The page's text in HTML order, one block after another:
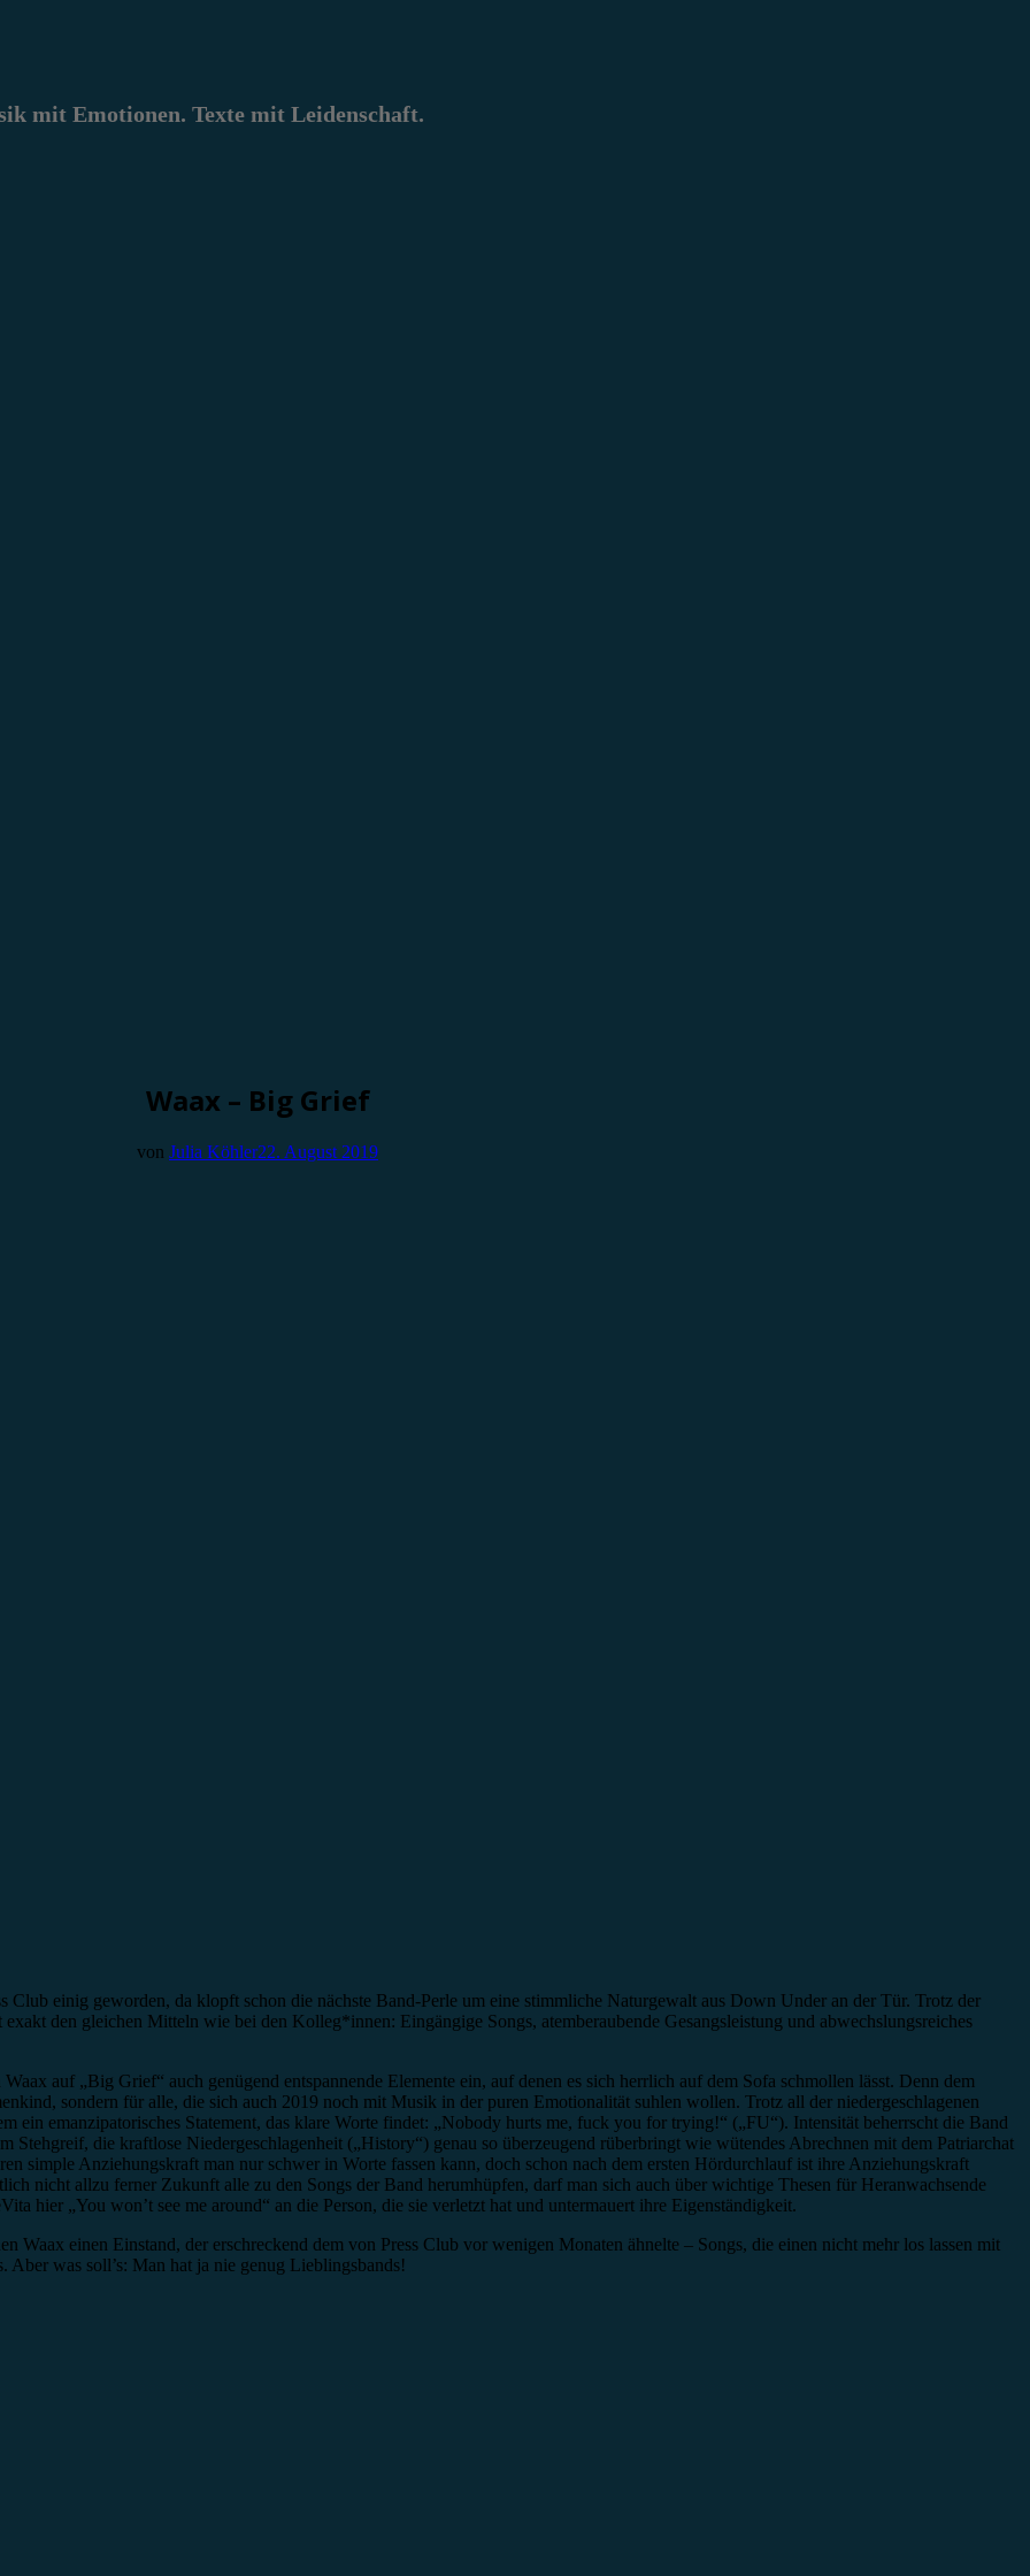
mit Emotionen. Texte mit Leidenschaft.
Waax – Big Grief
von Julia Köhler22. August 2019
Club einig geworden, da klopft schon die nächste Band-Perle um eine stimmliche Naturgewalt aus Down Under an der Tür. Trotz der
den gleichen Mitteln wie bei den Kolleg*innen: Eingängige Songs, atemberaubende Gesangsleistung und abwechslungsreiches
auf „Big Grief“ auch genügend entspannende Elemente ein, auf denen es sich herrlich auf dem Sofa schmollen lässt. Denn dem
sondern für alle, die sich auch 2019 noch mit Musik in der puren Emotionalität suhlen wollen. Trotz all der niedergeschlagenen
ein emanzipatorisches Statement, das klare Worte findet: „Nobody hurts me, fuck you for trying!“ („FU“). Intensität beherrscht die Band
die kraftlose Niedergeschlagenheit („History“) genau so überzeugend rüberbringt wie wütendes Abrechnen mit dem Patriarchat
simple Anziehungskraft man nur schwer in Worte fassen kann, doch schon nach dem ersten Hördurchlauf ist ihre Anziehungskraft
nicht allzu ferner Zukunft alle zu den Songs der Band herumhüpfen, darf man sich auch über wichtige Thesen für Heranwachsende
hier „You won’t see me around“ an die Person, die sie verletzt hat und untermauert ihre Eigenständigkeit.
Waax einen Einstand, der erschreckend dem von Press Club vor wenigen Monaten ähnelte – Songs, die einen nicht mehr los lassen mit
was soll’s: Man hat ja nie genug Lieblingsbands!